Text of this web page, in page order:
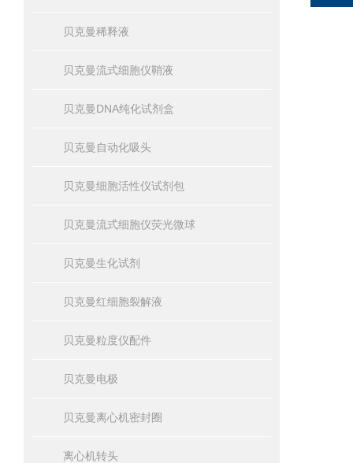
贝克曼稀释液
贝克曼流式细胞仪鞘液
贝克曼DNA纯化试剂盒
贝克曼自动化吸头
贝克曼细胞活性仪试剂包
贝克曼流式细胞仪荧光微球
贝克曼生化试剂
贝克曼红细胞裂解液
贝克曼粒度仪配件
贝克曼电极
贝克曼离心机密封圈
离心机转头